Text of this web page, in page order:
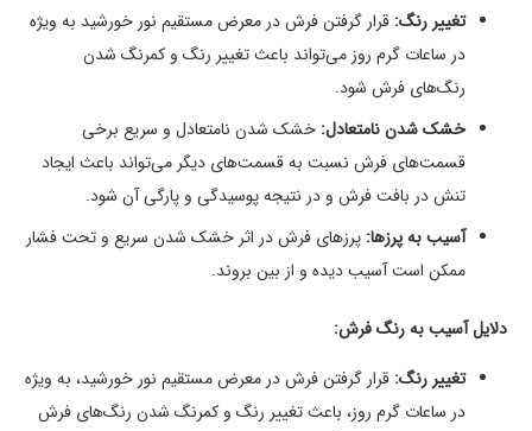
تغییر رنگ: قرار گرفتن فرش در معرض مستقیم نور خورشید به ویژه
در ساعات گرم روز می‌تواند باعث تغییر رنگ و کمرنگ شدن
رنگ‌های فرش شود.
خشک شدن نامتعادل: خشک شدن نامتعادل و سریع برخی
قسمت‌های فرش نسبت به قسمت‌های دیگر می‌تواند باعث ایجاد
تنش در بافت فرش و در نتیجه پوسیدگی و پارگی آن شود.
آسیب به پرزها: پرزهای فرش در اثر خشک شدن سریع و تحت فشار
ممکن است آسیب دیده و از بین بروند.
دلایل آسیب به رنگ فرش:
تغییر رنگ: قرار گرفتن فرش در معرض مستقیم نور خورشید، به ویژه
در ساعات گرم روز، باعث تغییر رنگ و کمرنگ شدن رنگ‌های فرش